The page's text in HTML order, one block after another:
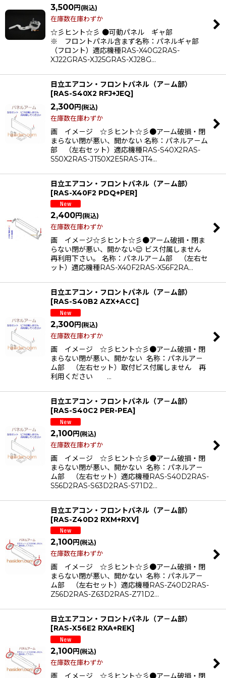
3,500円(税込)
在庫数在庫わずか
☆彡ヒント☆彡 ●可動パネル ギャ部
※ フロントパネル含まず名称：パネルギャ部
（フロント）適応機種RAS-X40G2RAS-
XJ22GRAS-XJ25GRAS-XJ28G…
日立エアコン・フロントパネル（ア－ム部）
[RAS-S40X2 RFJ+JEQ]
2,300円(税込)
在庫数在庫わずか
画 イメ－ジ ☆彡ヒント☆彡●アーム破損・閉
まらない閉が悪い、開かない 名称：パネルア－ム
部 （左右セット）適応機種RAS-S40X2RAS-
S50X2RAS-JT50X2E5RAS-JT4…
日立エアコン・フロントパネル（ア－ム部）
[RAS-X40F2 PDQ+PER]
2,400円 (税込)
在庫数在庫わずか
画 イメ－ジ☆彡ヒント☆彡●アーム破損・閉ま
らない閉が悪い、開かない😌 ビス付属しません
再利用下さい。 名称：パネルア－ム部 （左右セ
ット）適応機種RAS-X40F2RAS-X56F2RA…
日立エアコン・フロントパネル（ア－ム部）
[RAS-S40B2 AZX+ACC]
2,300円 (税込)
在庫数在庫わずか
画 イメ－ジ ☆彡ヒント☆彡●アーム破損・閉
まらない閉が悪い、開かない 名称：パネルア－
ム部 （左右セット）取付ビス付属しません 再
利用ください …
日立エアコン・フロントパネル（ア－ム部）
[RAS-S40C2 PER-PEA]
2,100円 (税込)
在庫数在庫わずか
画 イメ－ジ ☆彡ヒント☆彡●アーム破損・閉
まらない閉が悪い、開かない 名称：パネルア－
ム部 （左右セット）適応機種RAS-S40D2RAS-
S56D2RAS-S63D2RAS-S71D2…
日立エアコン・フロントパネル（ア－ム部）
[RAS-Z40D2 RXM+RXV]
2,100円 (税込)
在庫数在庫わずか
画 イメ－ジ ☆彡ヒント☆彡●アーム破損・閉
まらない閉が悪い、開かない 名称：パネルア－
ム部 （左右セット）適応機種RAS-Z40D2RAS-
Z56D2RAS-Z63D2RAS-Z71D2…
日立エアコン・フロントパネル（ア－ム部）
[RAS-X56E2 RXA+REK]
2,100円 (税込)
在庫数在庫わずか
画 イメ－ジ ☆彡ヒント☆彡●アーム破損・閉